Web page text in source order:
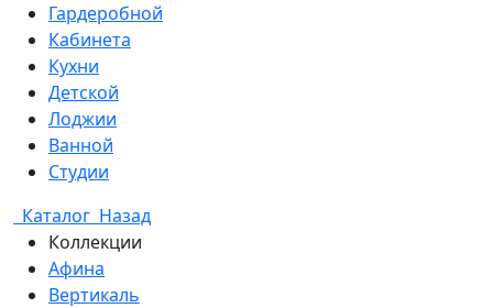
Гардеробной
Кабинета
Кухни
Детской
Лоджии
Ванной
Студии
Каталог Назад
Коллекции
Афина
Вертикаль